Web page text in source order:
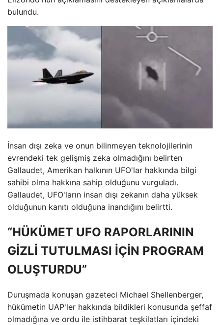
bulundu.
İnsan dışı zeka ve onun bilinmeyen teknolojilerinin
evrendeki tek gelişmiş zeka olmadığını belirten
Gallaudet, Amerikan halkının UFO'lar hakkında bilgi
sahibi olma hakkına sahip olduğunu vurguladı.
Gallaudet, UFO'ların insan dışı zekanın daha yüksek
olduğunun kanıtı olduğuna inandığını belirtti.
“HÜKÜMET UFO RAPORLARININ
GİZLİ TUTULMASI İÇİN PROGRAM
OLUŞTURDU”
Duruşmada konuşan gazeteci Michael Shellenberger,
hükümetin UAP'ler hakkında bildikleri konusunda şeffaf
olmadığına ve ordu ile istihbarat teşkilatları içindeki